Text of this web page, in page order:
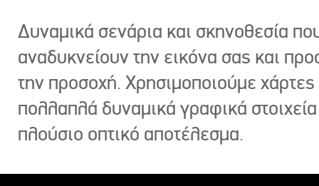
Δυναμικά σενάρια και σκηνοθεσία
αναδυκνείουν την εικόνα σας και
την προσοχή. Χρησιμοποιούμε χάρτες
πολλαπλά δυναμικά γραφικά στοιχεία
πλούσιο οπτικό αποτέλεσμα.